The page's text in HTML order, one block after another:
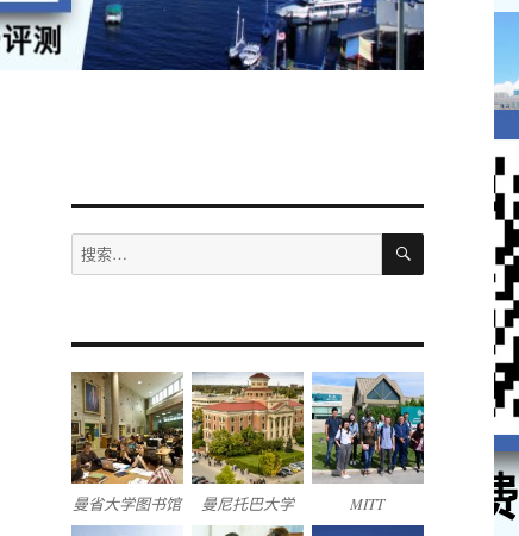
搜
索：
搜
曼省大学图书馆 曼尼托巴大学 MITT